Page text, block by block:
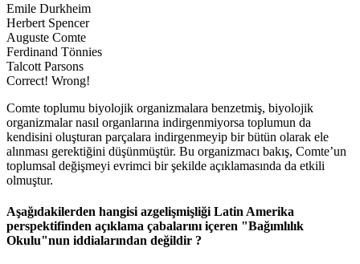
Emile Durkheim
Herbert Spencer
Auguste Comte
Ferdinand Tönnies
Talcott Parsons
Correct! Wrong!
Comte toplumu biyolojik organizmalara benzetmiş, biyolojik
organizmalar nasıl organlarına indirgenmiyorsa toplumun da
kendisini oluşturan parçalara indirgenmeyip bir bütün olarak ele
alınması gerektiğini düşünmüştür. Bu organizmacı bakış, Comte’un
toplumsal değişmeyi evrimci bir şekilde açıklamasında da etkili
olmuştur.
Aşağıdakilerden hangisi azgelişmişliği Latin Amerika
perspektifinden açıklama çabalarını içeren "Bağımlılık
Okulu"nun iddialarından değildir ?